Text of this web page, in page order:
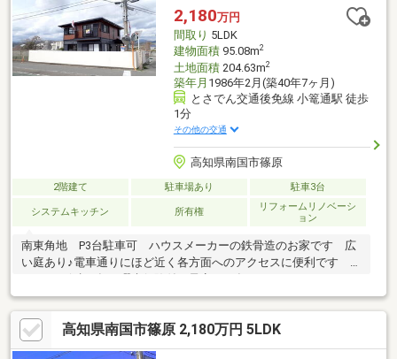
2,180万円
間取り 5LDK
建物面積95.08m2
土地面積204.63m2
築年月 1986年2月(築40年7ヶ月)
とさでん交通後免線 小篭通駅 徒歩
1分
その他の交通
高知県南国市篠原
2階建て 駐車場あり 駐車3台
システムキッチン 所有権
リフォームリノベーシ
ョン
南東角地 P3台駐車可 ハウスメーカーの鉄骨造のお家です 広
い庭あり♪電車通りにほど近く各方面へのアクセスに便利です ※
（R8.1月下旬）バスルーム 洗面 ウォシュレットトイレ 建
具 クローゼット・床、クロス全面張替 外壁塗装 カップボー
ド 外構工事 畳・襖張替等
高知県南国市篠原 2,180万円 5LDK